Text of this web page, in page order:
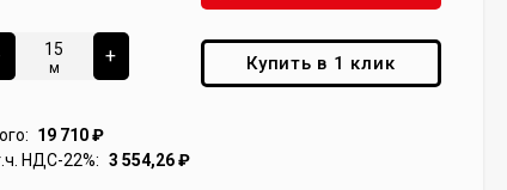
м
+
19 710₽
НДС-22%: 3 554,26₽
Купить в 1 клик